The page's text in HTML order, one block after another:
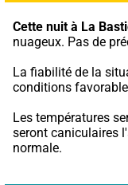
Cette nuit à La
nuageux. Pas de
La fiabilité de la
conditions
Les températures
seront caniculaires
normale.